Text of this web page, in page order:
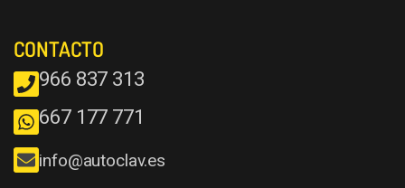
CONTACTO
966 837 313
667 177 771
info@autoclav.es